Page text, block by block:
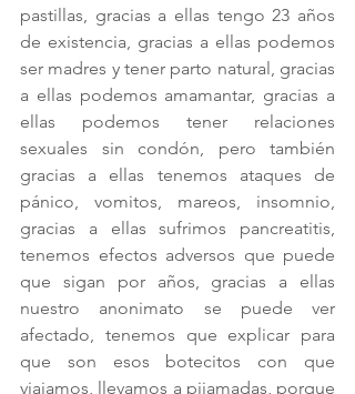
pastillas, gracias a ellas tengo 23 años
de existencia, gracias a ellas podemos
ser madres y tener parto natural, gracias
a ellas podemos amamantar, gracias a
ellas podemos tener relaciones
sexuales sin condón, pero también
gracias a ellas tenemos ataques de
pánico, vomitos, mareos, insomnio,
gracias a ellas sufrimos pancreatitis,
tenemos efectos adversos que puede
que sigan por años, gracias a ellas
nuestro anonimato se puede ver
afectado, tenemos que explicar para
que son esos botecitos con que
viajamos, llevamos a pijamadas, porque